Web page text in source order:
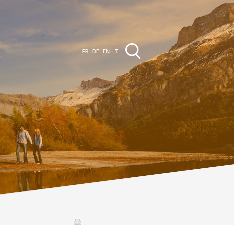
EVÈNEMENTS &
ACTIVITÉS
Activités dans la région
Promenades
Agenda des Manifestations
FR DE EN IT